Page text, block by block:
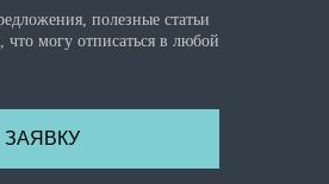
полезные статьи
могу отписаться в любой